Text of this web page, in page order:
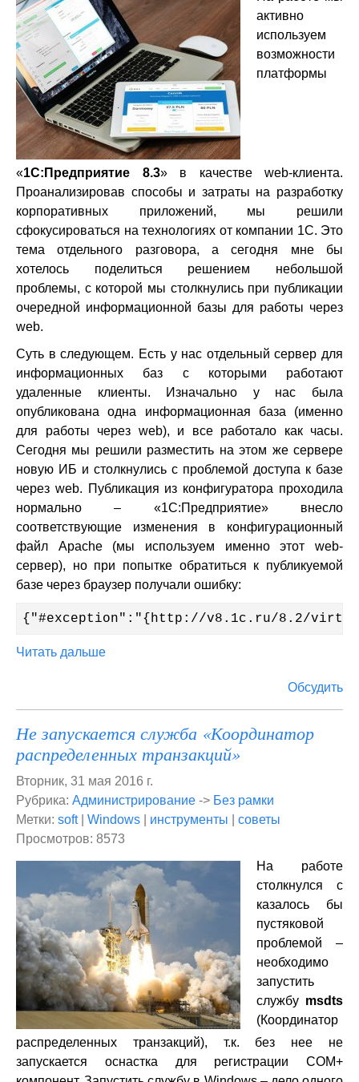
активно
используем
возможности
платформы
«1С:Предприятие 8.3» в качестве web-клиента.
Проанализировав способы и затраты на разработку
корпоративных приложений, мы решили
сфокусироваться на технологиях от компании 1С. Это
тема отдельного разговора, а сегодня мне бы
хотелось поделиться решением небольшой
проблемы, с которой мы столкнулись при публикации
очередной информационной базы для работы через
web.
Суть в следующем. Есть у нас отдельный сервер для
информационных баз с которыми работают
удаленные клиенты. Изначально у нас была
опубликована одна информационная база (именно
для работы через web), и все работало как часы.
Сегодня мы решили разместить на этом же сервере
новую ИБ и столкнулись с проблемой доступа к базе
через web. Публикация из конфигуратора проходила
нормально – «1С:Предприятие» внесло
соответствующие изменения в конфигурационный
файл Apache (мы используем именно этот web-
сервер), но при попытке обратиться к публикуемой
базе через браузер получали ошибку:
{"#exception":"{http://v8.1c.ru/8.2/virtual-
Читать дальше
Обсудить
Не запускается служба «Координатор
распределенных транзакций»
Вторник, 31 мая 2016 г.
Рубрика: Администрирование -> Без рамки
Метки: soft| Windows инструменты
советы
Просмотров: 8573
На работе
столкнулся с
казалось бы
пустяковой
проблемой –
необходимо
запустить
службу msdts
(Координатор
распределенных транзакций), т.к. без нее не
запускается оснастка для регистрации COM+